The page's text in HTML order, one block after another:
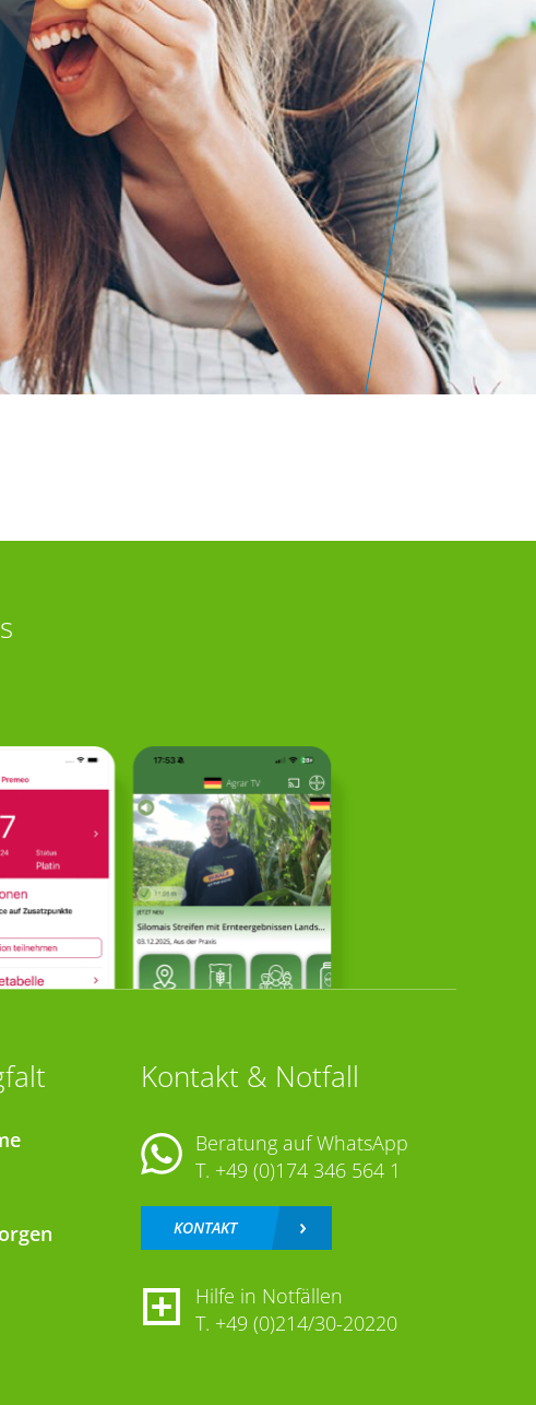
Kontakt & Notfall
Beratung auf WhatsApp
T. +49 (0)174 346 564 1
KONTAKT
Hilfe in Notfällen
T. +49 (0)214/30-20220